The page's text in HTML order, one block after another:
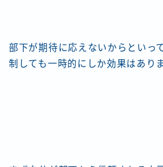
部下が期待に応えないからといっ
制しても一時的にしか効果はあり